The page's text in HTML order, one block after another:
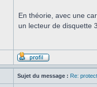
En théorie, avec une
un lecteur de disquette
Sujet du message : Re: